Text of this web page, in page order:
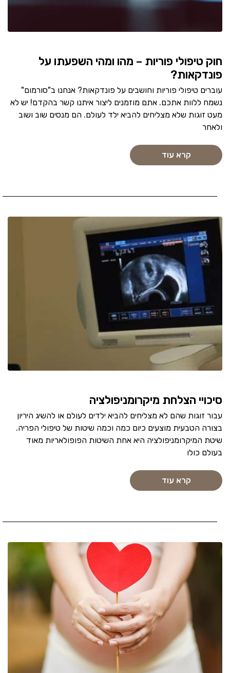
חוק טיפולי פוריות – מהו ומהי השפעתו על
פונדקאות?
עוברים טיפולי פוריות וחושבים על פונדקאות? אנחנו ב"סורמום"
נשמח ללוות אתכם. אתם מוזמנים ליצור איתנו קשר בהקדם! יש לא
מעט זוגות שלא מצליחים להביא ילד לעולם. הם מנסים שוב ושוב
ולאחר
קרא עוד
סיכויי הצלחת מיקרומניפולציה
עבור זוגות שהם לא מצליחים להביא ילדים לעולם או להשיג היריון
בצורה הטבעית מוצעים כיום כמה וכמה שיטות של טיפולי הפריה.
שיטת המיקרומניפולציה היא אחת השיטות הפופולאריות מאוד
בעולם כולו
קרא עוד